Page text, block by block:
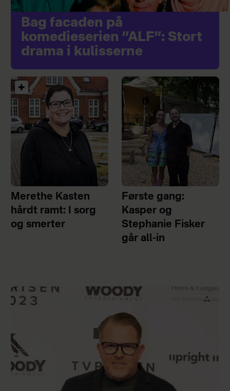
Bag facaden på
komedieserien ”ALF”: Stort
drama i kulisserne
Merethe Kasten
hårdt ramt: I sorg
og smerter
Første gang:
Kasper og
Stephanie Fisker
går all-in